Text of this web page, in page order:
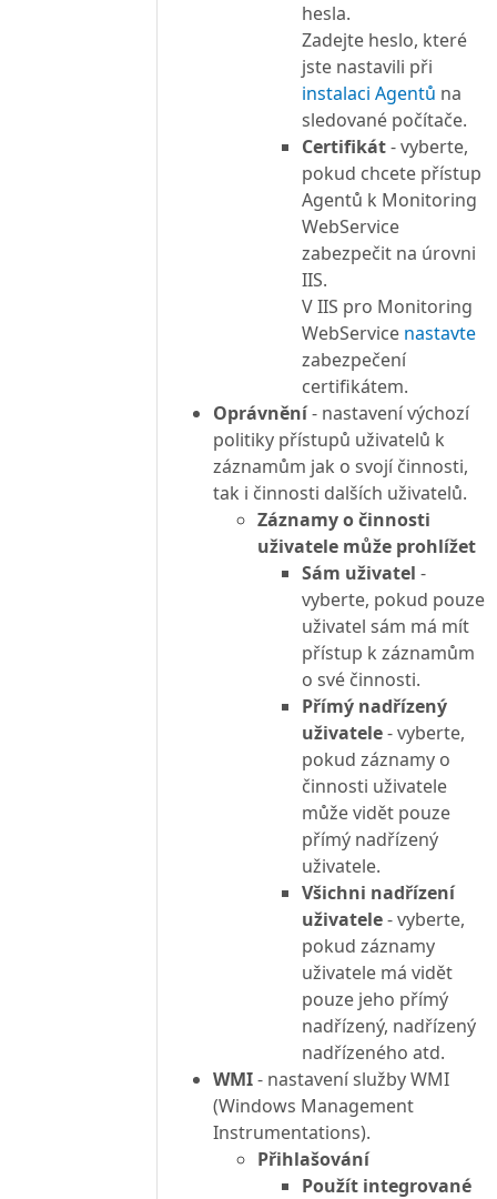
hesla.
Zadejte heslo, které
jste nastavili při
instalaci Agentů na
sledované počítače.
Certifikát- vyberte,
pokud chcete přístup
Agentů k Monitoring
WebService
zabezpečit na úrovni
IIS.
V IIS pro Monitoring
WebService nastavte
zabezpečení
certifikátem.
Oprávnění- nastavení výchozí
politiky přístupů uživatelů k
záznamům jak o svojí činnosti,
tak i činnosti dalších uživatelů.
Záznamy o činnosti
uživatele může prohlížet
Sám uživatel -
vyberte, pokud pouze
uživatel sám má mít
přístup k záznamům
o své činnosti.
Přímý nadřízený
uživatele- vyberte,
pokud záznamy o
činnosti uživatele
může vidět pouze
přímý nadřízený
uživatele.
Všichni nadřízení
uživatele- vyberte,
pokud záznamy
uživatele má vidět
pouze jeho přímý
nadřízený, nadřízený
nadřízeného atd.
WMI- nastavení služby WMI
(Windows Management
Instrumentations).
Přihlašování
Použít integrované